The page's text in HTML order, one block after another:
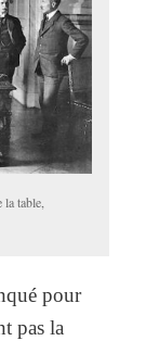
table,
pour
pas la